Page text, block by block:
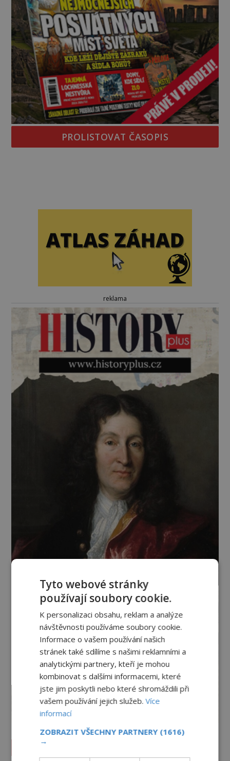
PROLISTOVAT ČASOPIS
reklama
Vesmír a technologie
Tyto webové stránky
používají soubory cookie.
K personalizaci obsahu, reklam a analýze
návštěvnosti používáme soubory cookie.
Informace o vašem používání našich
stránek také sdílíme s našimi reklamními a
analytickými partnery, kteří je mohou
kombinovat s dalšími informacemi, které
jste jim poskytli nebo které shromáždili při
vašem používání jejich služeb.Více
informací
ZOBRAZIT VŠECHNY PARTNERY (1616)
→